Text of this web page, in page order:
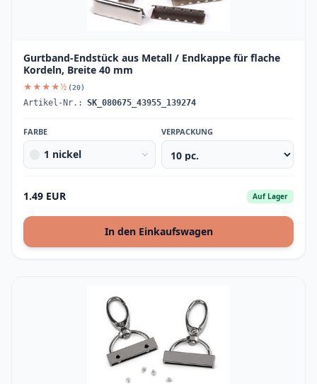
Gurtband-Endstück aus Metall / Endkappe für flache
Kordeln, Breite 40 mm
★★★★½ (20)
Artikel-Nr.: SK_080675_43955_139274
FARBE
1 nickel
VERPACKUNG
1.49 EUR Auf Lager
In den Einkaufswagen